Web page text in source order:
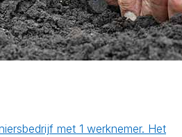
met 1 werknemer. Het